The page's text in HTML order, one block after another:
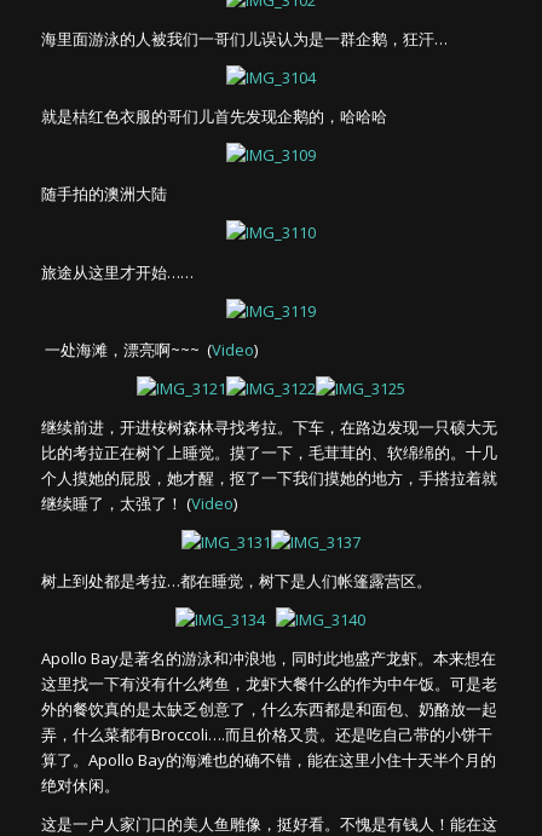
海里面游泳的人被我们一哥们儿误认为是一群企鹅，狂汗…
就是桔红色衣服的哥们儿首先发现企鹅的，哈哈哈
随手拍的澳洲大陆
旅途从这里才开始……
一处海滩，漂亮啊~~~ (Video)
继续前进，开进桉树森林寻找考拉。下车，在路边发现一只硕大无
比的考拉正在树丫上睡觉。摸了一下，毛茸茸的、软绵绵的。十几
个人摸她的屁股，她才醒，抠了一下我们摸她的地方，手搭拉着就
继续睡了，太强了！ (Video)
树上到处都是考拉…都在睡觉，树下是人们帐篷露营区。
Apollo Bay是著名的游泳和冲浪地，同时此地盛产龙虾。本来想在
这里找一下有没有什么烤鱼，龙虾大餐什么的作为中午饭。可是老
外的餐饮真的是太缺乏创意了，什么东西都是和面包、奶酪放一起
弄，什么菜都有Broccoli….而且价格又贵。还是吃自己带的小饼干
算了。Apollo Bay的海滩也的确不错，能在这里小住十天半个月的
绝对休闲。
这是一户人家门口的美人鱼雕像，挺好看。不愧是有钱人！能在这